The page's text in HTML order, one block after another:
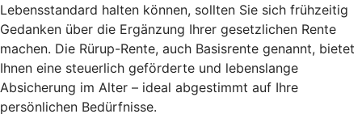
Lebensstandard halten können, sollten Sie sich frühzeitig
Gedanken über die Ergänzung Ihrer gesetzlichen Rente
machen. Die Rürup-Rente, auch Basisrente genannt, bietet
Ihnen eine steuerlich geförderte und lebenslange
Absicherung im Alter – ideal abgestimmt auf Ihre
persönlichen Bedürfnisse.